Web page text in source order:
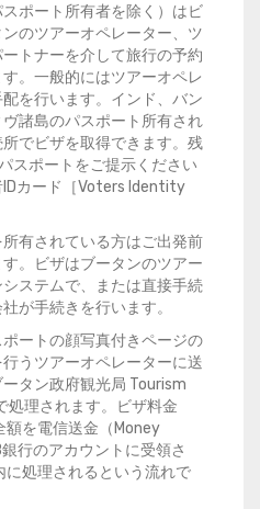
ポート所有者を除く）はビ
のツアーオペレーター、ツ
トナーを介して旅行の予約
。一般的にはツアーオペレ
を行います。インド、バン
諸島のパスポート所有され
でビザを取得できます。残
スポートをご提示ください
IDカード［Voters Identity
有されている方はご出発前
。ビザはブータンのツアー
ステムで、または直接手続
が手続きを行います。
ートの顔写真付きページの
うツアーオペレーターに送
タン政府観光局 Tourism
理されます。ビザ料金
を電信送金（Money
行のアカウントに受領さ
処理されるという流れで